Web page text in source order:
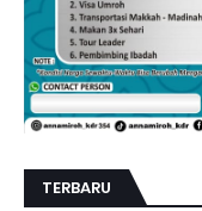
TERBARU